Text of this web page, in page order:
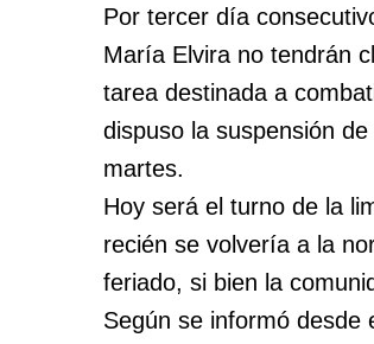
Por tercer día
María Elvira no tendrán
tarea destinada a
dispuso la suspensión
martes.
Hoy será el turno de la
recién se volvería a la
feriado, si bien la
Según se informó desde